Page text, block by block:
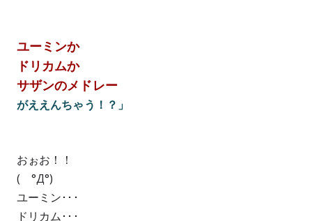
ユーミンか
ドリカムか
サザンのメドレー
がええんちゃう！？」
おぉお！！
(　°Д°)
ユーミン･･･
ドリカム･･･